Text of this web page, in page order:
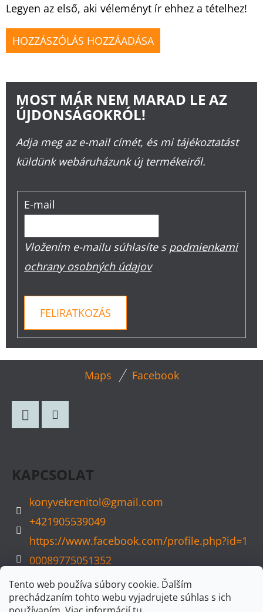
Tento web používa súbory cookie. Ďalším
prechádzaním tohto webu vyjadrujete súhlas s ich
Legyen az első, aki véleményt ír ehhez a tételhez!
HOZZÁSZÓLÁS HOZZÁADÁSA
MOST MÁR NEM MARAD LE AZ
ÚJDONSÁGOKRÓL!
Adja meg az e-mail címét, és mi tájékoztatást
küldünk webáruházunk új termékeiről.
E-mail
Vložením e-mailu súhlasíte s podmienkami
ochrany osobných údajov
FELIRATKOZÁS
Maps Facebook
KAPCSOLAT
konyvekrenitol@gmail.com
+421905539049
https://www.facebook.com/profile.php?id=1
00089775051352
konyvvarazs